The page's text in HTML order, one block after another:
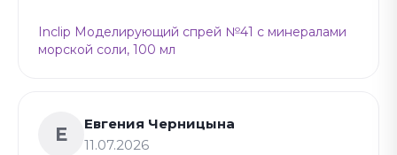
Inclip Моделирующий спрей №41 с минералами
морской соли, 100 мл
Е
Евгения Черницына
11.07.2026